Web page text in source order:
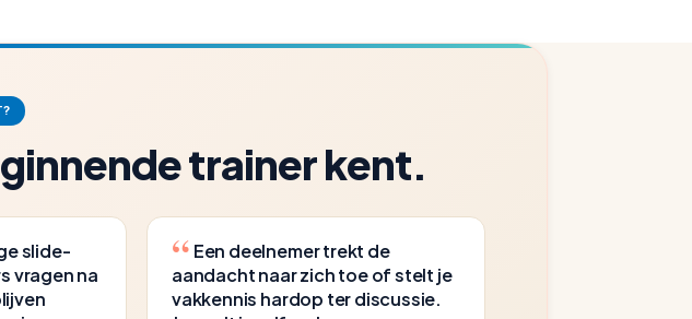
trainer kent.
slide-
vragen na
Een deelnemer trekt de
aandacht naar zich toe of stelt je
vakkennis hardop ter discussie.